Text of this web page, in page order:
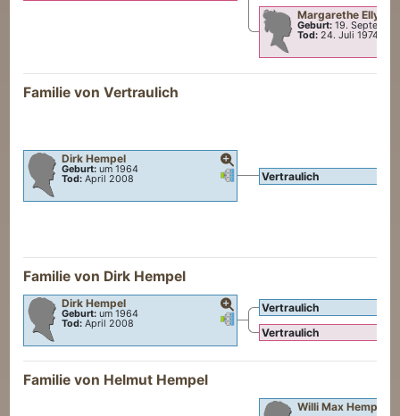
Margarethe Elly
Geburt: 19.
Tod: 24. Juli 1974
Familie von Vertraulich
Verknüpfungen
Verknüpfungen
DirkHempel
Geburt: um 1964
Tod: April 2008 Vertraulich
Familie von Dirk Hempel
Verknüpfungen
Verknüpfungen
DirkHempel
Geburt: um 1964
Tod: April 2008
Vertraulich
Vertraulich
Familie von Helmut Hempel
Willi MaxHempel